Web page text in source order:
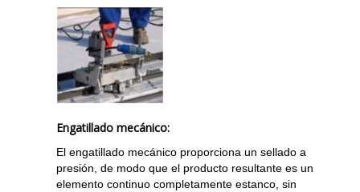
Engatillado mecánico:
El engatillado mecánico proporciona un sellado a
presión, de modo que el producto resultante es un
elemento continuo completamente estanco, sin